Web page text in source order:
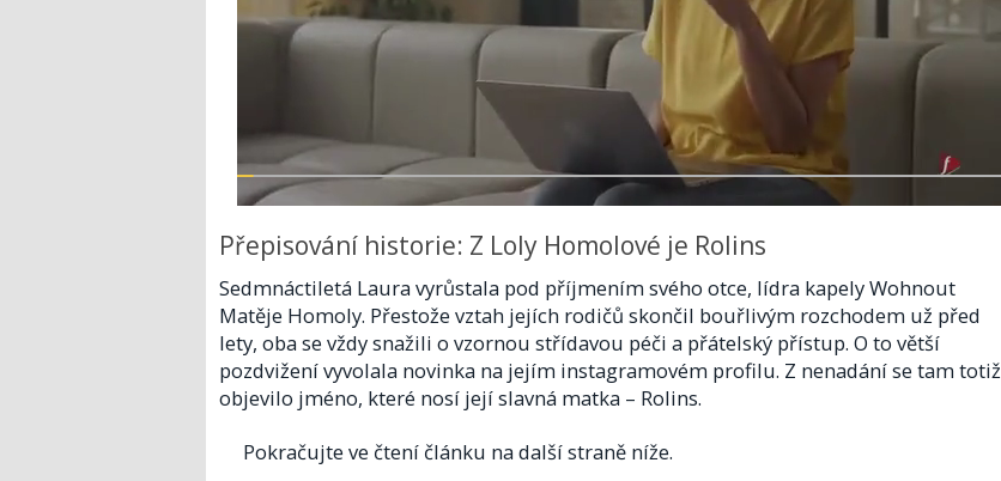
Přepisování historie: Z Loly Homolové je Rolins
Sedmnáctiletá Laura vyrůstala pod příjmením svého otce, lídra kapely Wohnout
Matěje Homoly. Přestože vztah jejích rodičů skončil bouřlivým rozchodem už před
lety, oba se vždy snažili o vzornou střídavou péči a přátelský přístup. O to větší
pozdvižení vyvolala novinka na jejím instagramovém profilu. Z nenadání se tam totiž
objevilo jméno, které nosí její slavná matka – Rolins.
Pokračujte ve čtení článku na další straně níže.